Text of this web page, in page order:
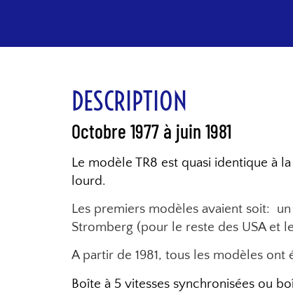
DESCRIPTION
Octobre 1977 à juin 1981
Le modèle TR8 est quasi identique à
lourd.
Les premiers modèles avaient soit:
Stromberg (pour le reste des USA et
A partir de 1981, tous les modèles ont
Boîte à 5 vitesses synchronisées ou